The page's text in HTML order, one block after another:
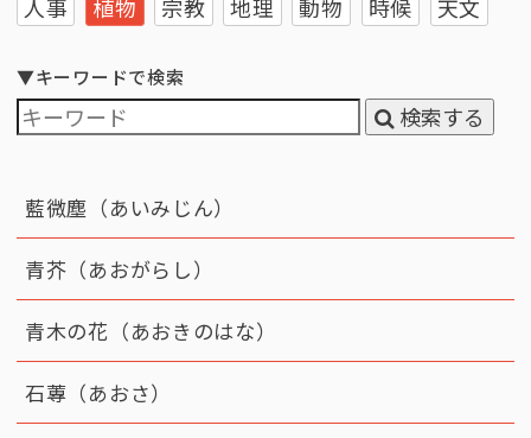
人事 植物 宗教 地理 動物 時候 天文
▼キーワードで検索
検索する
藍微塵（あいみじん）
青芥（あおがらし）
青木の花（あおきのはな）
石蓴（あおさ）